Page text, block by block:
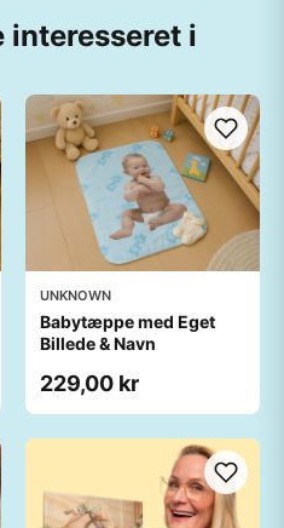
interesseret i
UNKNOWN
Babytæppe med Eget
Billede & Navn
229,00 kr